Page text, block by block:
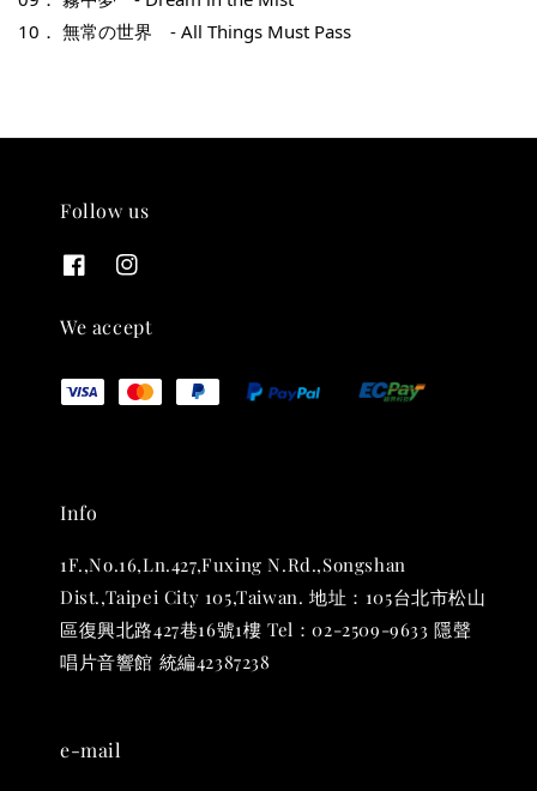
NT$ 580
加入購物車
10． 無常の世界　- All Things Must Pass
Follow us
We accept
Info
1F.,No.16,Ln.427,Fuxing N.Rd.,Songshan
Dist.,Taipei City 105,Taiwan. 地址：105台北市松山
區復興北路427巷16號1樓 Tel：02-2509-9633 隱聲
唱片音響館 統編42387238
e-mail